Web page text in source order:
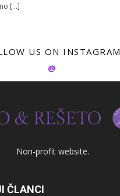
[…]
US ON INSTAGRAM
@
Non-profit website.
ČLANCI